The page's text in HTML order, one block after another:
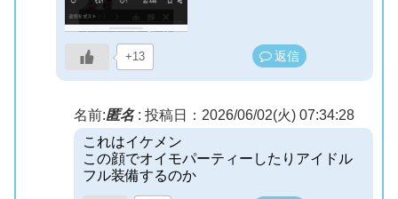
+13 返信
名前:匿名: 投稿日：2026/06/02(火) 07:34:28
これはイケメン
この顔でオイモパーティーしたりアイドル
フル装備するのか